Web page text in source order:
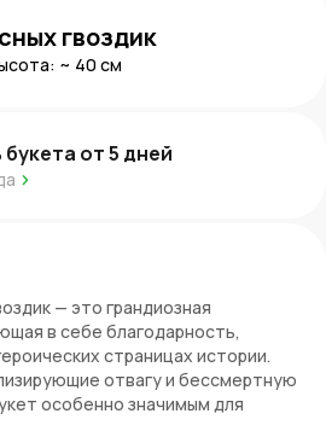
гвоздик
~ 40 см
от5 дней
— это грандиозная
в себе благодарность,
страницах истории.
отвагу и бессмертную
особенно значимым для